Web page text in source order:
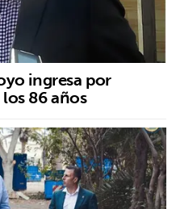
ingresa por
86 años